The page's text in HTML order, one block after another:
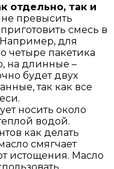
отдельно, так и
не превысить
смесь в
для
четыре пакетика
на длинные –
будет двух
так как все
носить около
водой.
как делать
смягчает
истощения. Масло